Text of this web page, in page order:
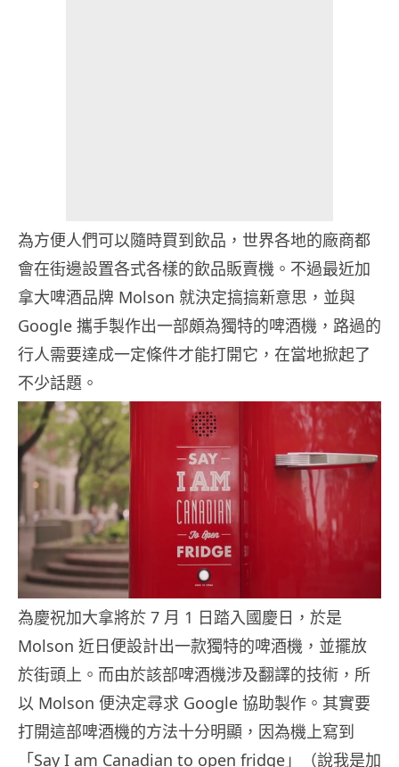
為方便人們可以隨時買到飲品，世界各地的廠商都
會在街邊設置各式各樣的飲品販賣機。不過最近加
拿大啤酒品牌 Molson 就決定搞搞新意思，並與
Google 攜手製作出一部頗為獨特的啤酒機，路過的
行人需要達成一定條件才能打開它，在當地掀起了
不少話題。
為慶祝加大拿將於 7 月 1 日踏入國慶日，於是
Molson 近日便設計出一款獨特的啤酒機，並擺放
於街頭上。而由於該部啤酒機涉及翻譯的技術，所
以 Molson 便決定尋求 Google 協助製作。其實要
打開這部啤酒機的方法十分明顯，因為機上寫到
「Say I am Canadian to open fridge」（說我是加